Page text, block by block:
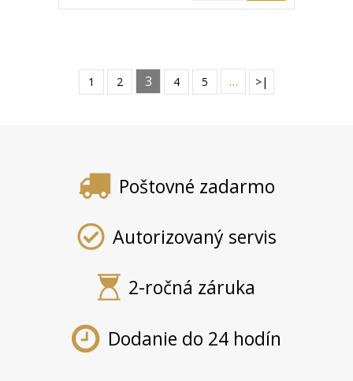
1 2 3 4 5 … >|
Poštovné zadarmo
Autorizovaný servis
2-ročná záruka
Dodanie do 24 hodín